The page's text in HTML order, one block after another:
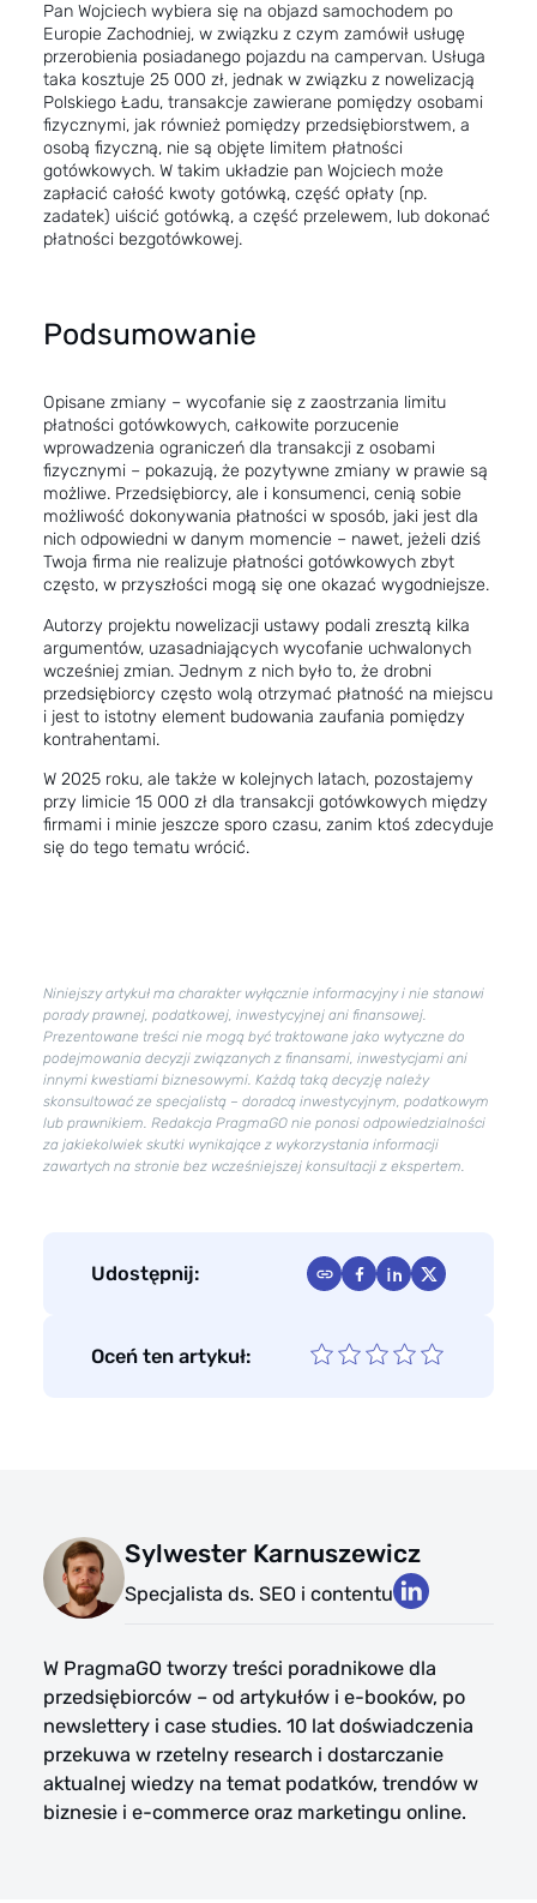
Pan Wojciech wybiera się na objazd samochodem po
Europie Zachodniej, w związku z czym zamówił usługę
przerobienia posiadanego pojazdu na campervan. Usługa
taka kosztuje 25 000 zł, jednak w związku z nowelizacją
Polskiego Ładu, transakcje zawierane pomiędzy osobami
fizycznymi, jak również pomiędzy przedsiębiorstwem, a
osobą fizyczną, nie są objęte limitem płatności
gotówkowych. W takim układzie pan Wojciech może
zapłacić całość kwoty gotówką, część opłaty (np.
zadatek) uiścić gotówką, a część przelewem, lub dokonać
płatności bezgotówkowej.
Podsumowanie
Opisane zmiany – wycofanie się z zaostrzania limitu
płatności gotówkowych, całkowite porzucenie
wprowadzenia ograniczeń dla transakcji z osobami
fizycznymi – pokazują, że pozytywne zmiany w prawie są
możliwe. Przedsiębiorcy, ale i konsumenci, cenią sobie
możliwość dokonywania płatności w sposób, jaki jest dla
nich odpowiedni w danym momencie – nawet, jeżeli dziś
Twoja firma nie realizuje płatności gotówkowych zbyt
często, w przyszłości mogą się one okazać wygodniejsze.
Autorzy projektu nowelizacji ustawy podali zresztą kilka
argumentów, uzasadniających wycofanie uchwalonych
wcześniej zmian. Jednym z nich było to, że drobni
przedsiębiorcy często wolą otrzymać płatność na miejscu
i jest to istotny element budowania zaufania pomiędzy
kontrahentami.
W 2025 roku, ale także w kolejnych latach, pozostajemy
przy limicie 15 000 zł dla transakcji gotówkowych między
firmami i minie jeszcze sporo czasu, zanim ktoś zdecyduje
się do tego tematu wrócić.
Niniejszy artykuł ma charakter wyłącznie informacyjny i nie stanowi
porady prawnej, podatkowej, inwestycyjnej ani finansowej.
Prezentowane treści nie mogą być traktowane jako wytyczne do
podejmowania decyzji związanych z finansami, inwestycjami ani
innymi kwestiami biznesowymi. Każdą taką decyzję należy
skonsultować ze specjalistą – doradcą inwestycyjnym, podatkowym
lub prawnikiem. Redakcja PragmaGO nie ponosi odpowiedzialności
za jakiekolwiek skutki wynikające z wykorzystania informacji
zawartych na stronie bez wcześniejszej konsultacji z ekspertem.
Udostępnij:
Oceń ten artykuł:
Sylwester Karnuszewicz
Specjalista ds. SEO i contentu
W PragmaGO tworzy treści poradnikowe dla
przedsiębiorców – od artykułów i e-booków, po
newslettery i case studies. 10 lat doświadczenia
przekuwa w rzetelny research i dostarczanie
aktualnej wiedzy na temat podatków, trendów w
biznesie i e-commerce oraz marketingu online.